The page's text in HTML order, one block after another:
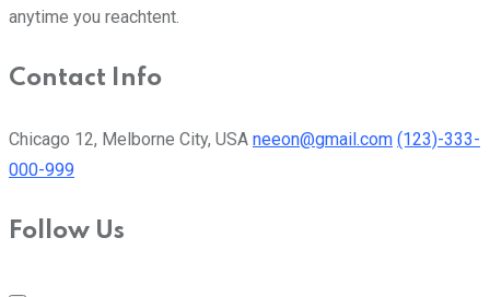
anytime you reachtent.
Contact Info
Chicago 12, Melborne City, USA neeon@gmail.com (123)-333-
000-999
Follow Us